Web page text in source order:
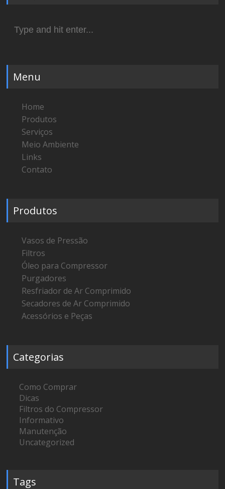
for:
Menu
Home
Produtos
Serviços
Meio Ambiente
Links
Contato
Produtos
Vasos de Pressão
Filtros
Óleo para Compressor
Purgadores
Resfriador de Ar Comprimido
Secadores de Ar Comprimido
Acessórios e Peças
Categorias
Como Comprar
Dicas
Filtros do Compressor
Informativo
Manutenção
Uncategorized
Tags